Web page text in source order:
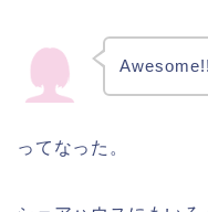
Awesome!!
ってなった。